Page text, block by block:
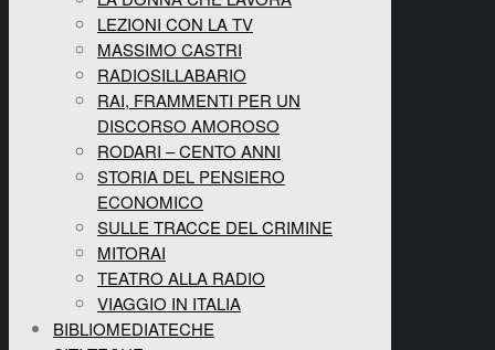
LEZIONI CON LA TV
MASSIMO CASTRI
RADIOSILLABARIO
RAI, FRAMMENTI PER UN
DISCORSO AMOROSO
RODARI – CENTO ANNI
STORIA DEL PENSIERO
ECONOMICO
SULLE TRACCE DEL CRIMINE
MITORAI
TEATRO ALLA RADIO
VIAGGIO IN ITALIA
BIBLIOMEDIATECHE